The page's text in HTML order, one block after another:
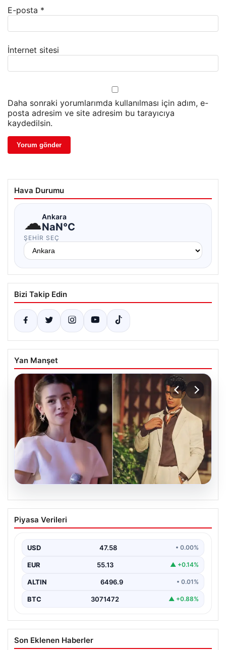
E-posta *
İnternet sitesi
Daha sonraki yorumlarımda kullanılması için adım, e-
posta adresim ve site adresim bu tarayıcıya
kaydedilsin.
Hava Durumu
☁Ankara
NaN°C
ŞEHIR SEÇ
Bizi Takip Edin
Yan Manşet
‘Yeraltı’ dizisinde şok olay! Babası suç
duyurusunda bulundu: ‘Kızımla reşit
Piyasa Verileri
USD 47.58 • 0.00%
EUR 55.13 ▲ +0.14%
ALTIN 6496.9 • 0.01%
BTC 3071472 ▲ +0.88%
Son Eklenen Haberler